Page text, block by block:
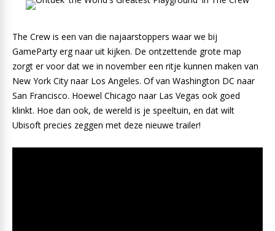
The Crew is een van die najaarstoppers waar we bij
GameParty erg naar uit kijken. De ontzettende grote map
zorgt er voor dat we in november een ritje kunnen maken van
New York City naar Los Angeles. Of van Washington DC naar
San Francisco. Hoewel Chicago naar Las Vegas ook goed
klinkt. Hoe dan ook, de wereld is je speeltuin, en dat wilt
Ubisoft precies zeggen met deze nieuwe trailer!